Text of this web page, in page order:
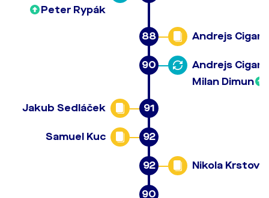
Peter Rypák
88 Andrejs
90
Andrejs
Milan Dimun
91
Jakub Sedláček
92
Samuel Kuc
92 Nikola Krstović
90